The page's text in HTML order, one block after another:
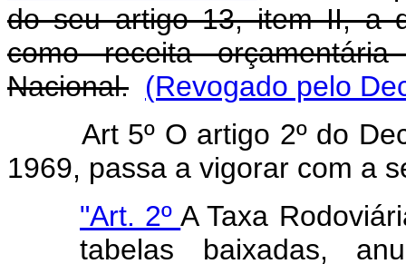
do seu artigo 13, item II, a
como receita
Nacional. (Revogado pelo
Art 5º O artigo 2º do
1969, passa a vigorar com a
"Art. 2ºA Taxa
tabelas baixadas,